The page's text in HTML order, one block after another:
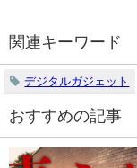
関連キーワード
デジタルガジェット
おすすめの記事